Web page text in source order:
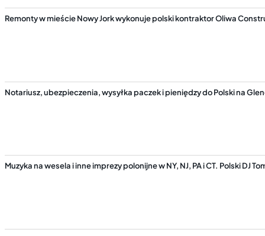
Remonty w mieście Nowy Jork wykonuje polski kontraktor Oliwa
Notariusz, ubezpieczenia, wysyłka paczek i pieniędzy do Polski na
Muzyka na wesela i inne imprezy polonijne w NY, NJ, PA i CT. Polski DJ